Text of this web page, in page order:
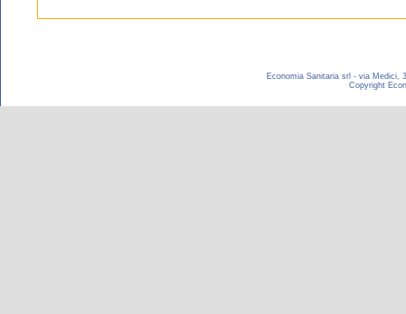
Economia Sanitaria srl - via Medici,
Copyright